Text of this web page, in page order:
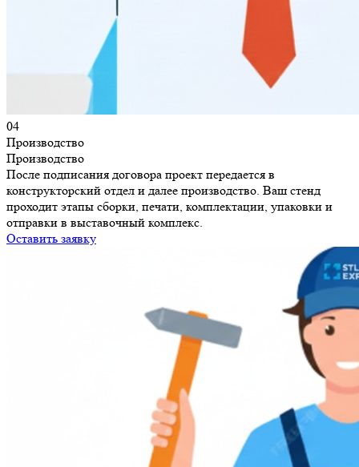
04
Производство
Производство
После подписания договора проект передается в
конструкторский отдел и далее производство. Ваш стенд
проходит этапы сборки, печати, комплектации, упаковки и
отправки в выставочный комплекс.
Оставить заявку